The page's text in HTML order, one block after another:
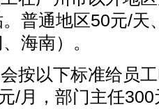
普通地区50元/天
海南）。
按以下标准给员
/月，部门主任300